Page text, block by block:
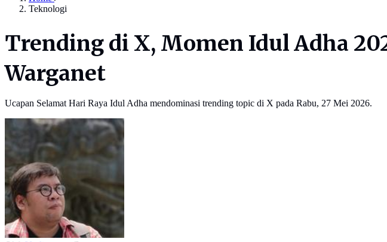
Teknologi
Trending di X, Momen Idul Adha
Warganet
Ucapan Selamat Hari Raya Idul Adha mendominasi trending topic di X pada Rabu, 27 Mei 2026.